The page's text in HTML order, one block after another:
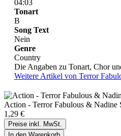
04:03
Tonart
B
Song Text
Nein
Genre
Country
Die Angaben zu Tonart, Chor
Weitere Artikel von Terror
Action - Terror Fabulous & Nadine
1,29 €
Preise inkl. MwSt.